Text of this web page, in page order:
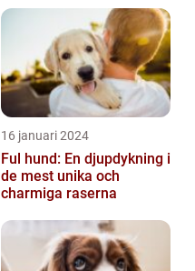
16 januari 2024
Ful hund: En djupdykning i
de mest unika och
charmiga raserna